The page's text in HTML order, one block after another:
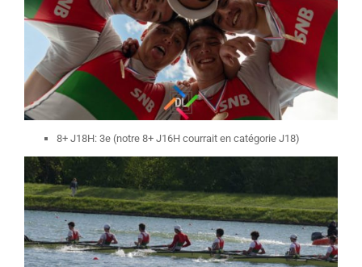
8+ J18H: 3e (notre 8+ J16H courrait en catégorie J18)